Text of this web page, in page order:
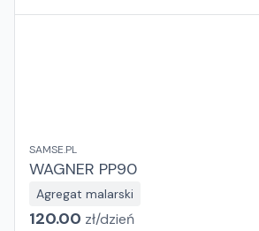
SAMSE.PL
WAGNER PP90
Agregat malarski
120.00 zł/dzień